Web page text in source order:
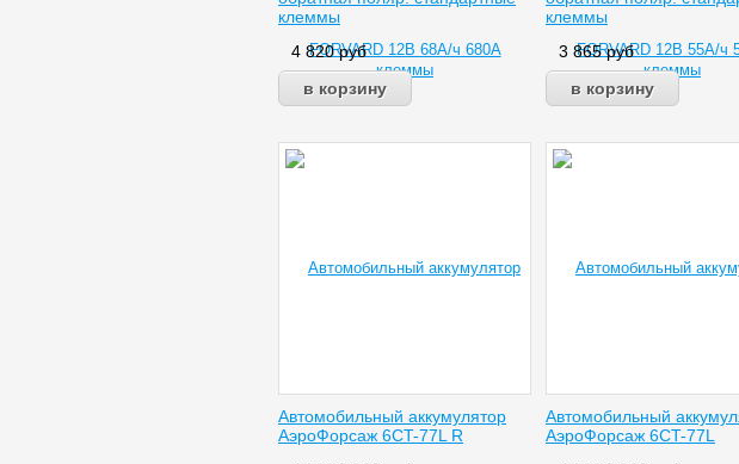
клеммы
4 820руб
клеммы
3 865руб
Автомобильный аккумулятор
АэроФорсаж 6CT-77L R
Автомобильный
АэроФорсаж 6CT-77L